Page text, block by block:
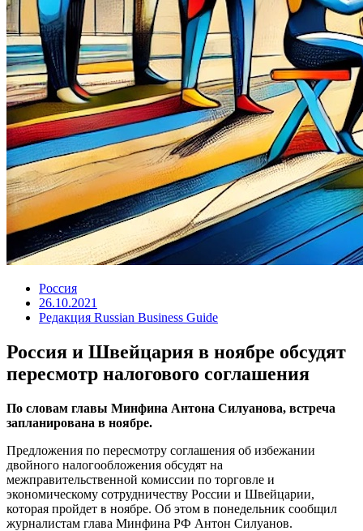
Россия
26.10.2021
Редакция Russian Business Guide
Россия и Швейцария в ноябре обсудят
пересмотр налогового соглашения
По словам главы Минфина Антона Силуанова, встреча
запланирована в ноябре.
Предложения по пересмотру соглашения об избежании
двойного налогообложения обсудят на
межправительственной комиссии по торговле и
экономическому сотрудничеству России и Швейцарии,
которая пройдет в ноябре. Об этом в понедельник сообщил
журналистам глава Минфина РФ Антон Силуанов.